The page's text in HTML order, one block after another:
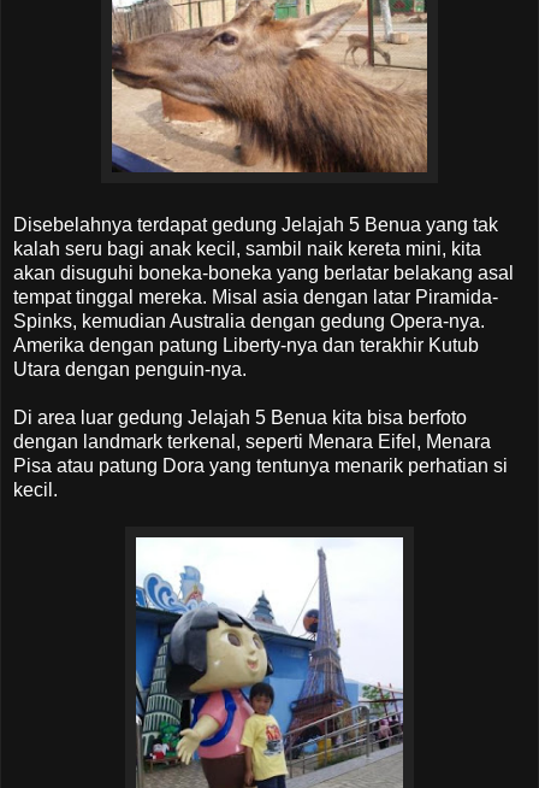
Disebelahnya terdapat gedung Jelajah 5 Benua yang tak
kalah seru bagi anak kecil, sambil naik kereta mini, kita
akan disuguhi boneka-boneka yang berlatar belakang asal
tempat tinggal mereka. Misal asia dengan latar Piramida-
Spinks, kemudian Australia dengan gedung Opera-nya.
Amerika dengan patung Liberty-nya dan terakhir Kutub
Utara dengan penguin-nya.
Di area luar gedung Jelajah 5 Benua kita bisa berfoto
dengan landmark terkenal, seperti Menara Eifel, Menara
Pisa atau patung Dora yang tentunya menarik perhatian si
kecil.